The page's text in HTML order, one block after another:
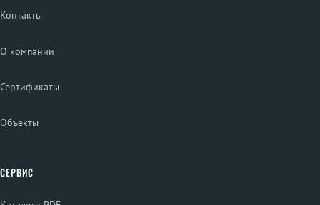
Контакты
О компании
Сертификаты
Объекты
СЕРВИС